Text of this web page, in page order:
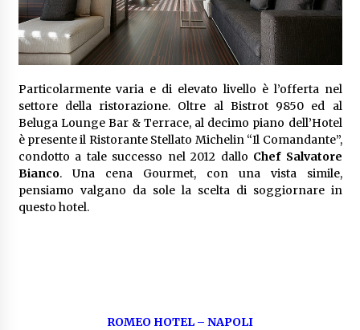
Particolarmente varia e di elevato livello è l’offerta nel
settore della ristorazione. Oltre al Bistrot 9850 ed al
Beluga Lounge Bar & Terrace, al decimo piano dell’Hotel
è presente il Ristorante Stellato Michelin “Il Comandante”,
condotto a tale successo nel 2012 dallo Chef Salvatore
Bianco. Una cena Gourmet, con una vista simile,
pensiamo valgano da sole la scelta di soggiornare in
questo hotel.
ROMEO HOTEL – NAPOLI